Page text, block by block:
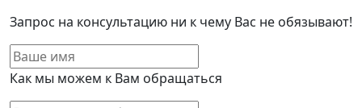
Запрос на консультацию ни к чему Вас не обязывают!
Как мы можем к Вам обращаться